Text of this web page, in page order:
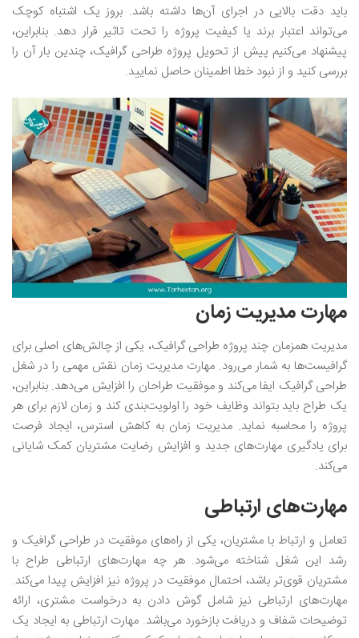
باید دقت بالایی در اجرای آن‌ها داشته باشد. بروز یک اشتباه کوچک
می‌تواند اعتبار برند یا کیفیت پروژه را تحت تاثیر قرار دهد. بنابراین،
پیشنهاد می‌کنیم پیش از تحویل پروژه طراحی گرافیک، چندین بار آن را
بررسی کنید و از نبود خطا اطمینان حاصل نمایید.
مهارت مدیریت زمان
مدیریت همزمان چند پروژه طراحی گرافیک، یکی از چالش‌های اصلی برای
گرافیست‌ها به شمار می‌رود. مهارت مدیریت زمان نقش مهمی را در شغل
طراحی گرافیک ایفا می‌کند و موفقیت طراحان را افزایش می‌دهد. بنابراین،
یک طراح باید بتواند وظایف خود را اولویت‌‌بندی کند و زمان لازم برای هر
پروژه را محاسبه نماید. مدیریت زمان به کاهش استرس، ایجاد فرصت
برای یادگیری مهارت‌های جدید و افزایش رضایت مشتریان کمک شایانی
می‌کند.
مهارت‌های ارتباطی
تعامل و ارتباط با مشتریان، یکی از راه‌های موفقیت در طراحی گرافیک و
رشد این شغل شناخته می‌شود. هر چه مهارت‌های ارتباطی طراح با
مشتریان قوی‌تر باشد، احتمال موفقیت در پروژه نیز افزایش پیدا می‌کند.
مهارت‌های ارتباطی نیز شامل گوش دادن به درخواست مشتری، ارائه
توضیحات شفاف و دریافت بازخورد می‌باشد. مهارت ارتباطی به ایجاد یک